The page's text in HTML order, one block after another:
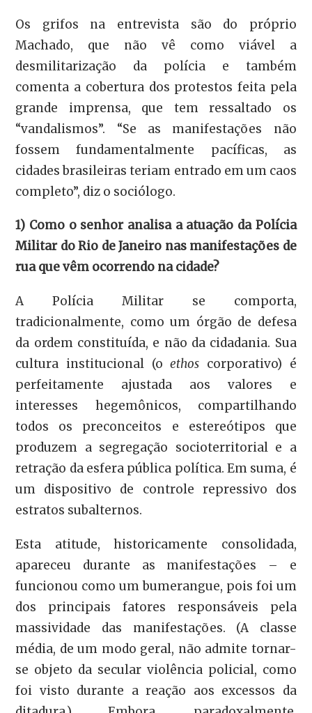
Os grifos na entrevista são do próprio
Machado, que não vê como viável a
desmilitarização da polícia e também
comenta a cobertura dos protestos feita pela
grande imprensa, que tem ressaltado os
“vandalismos”. “Se as manifestações não
fossem fundamentalmente pacíficas, as
cidades brasileiras teriam entrado em um caos
completo”, diz o sociólogo.
1) Como o senhor analisa a atuação da Polícia
Militar do Rio de Janeiro nas manifestações de
rua que vêm ocorrendo na cidade?
A Polícia Militar se comporta,
tradicionalmente, como um órgão de defesa
da ordem constituída, e não da cidadania. Sua
cultura institucional (oethos corporativo) é
perfeitamente ajustada aos valores e
interesses hegemônicos, compartilhando
todos os preconceitos e estereótipos que
produzem a segregação socioterritorial e a
retração da esfera pública política. Em suma, é
um dispositivo de controle repressivo dos
estratos subalternos.
Esta atitude, historicamente consolidada,
apareceu durante as manifestações – e
funcionou como um bumerangue, pois foi um
dos principais fatores responsáveis pela
massividade das manifestações. (A classe
média, de um modo geral, não admite tornar-
se objeto da secular violência policial, como
foi visto durante a reação aos excessos da